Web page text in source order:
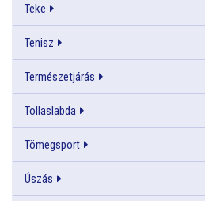
Teke
Tenisz
Természetjárás
Tollaslabda
Tömegsport
Úszás